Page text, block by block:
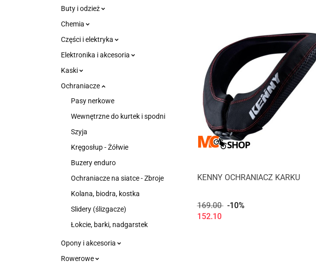
Buty i odzież
Chemia
Części i elektryka
Elektronika i akcesoria
Kaski
Ochraniacze
Pasy nerkowe
Wewnętrzne do kurtek i spodni
Szyja
Kręgosłup - Żółwie
Buzery enduro
Ochraniacze na siatce - Zbroje
Kolana, biodra, kostka
Slidery (ślizgacze)
Łokcie, barki, nadgarstek
Opony i akcesoria
Rowerowe
KENNY OCHRANIACZ KARKU
169.00
-10%
152.10